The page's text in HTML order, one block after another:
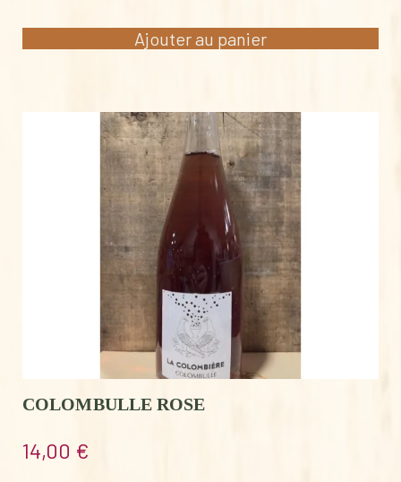
Ajouter au panier
COLOMBULLE ROSE
14,00 €